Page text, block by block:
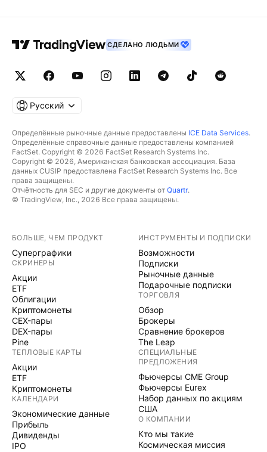
СДЕЛАНО ЛЮДЬМИ
Русский
Определённые рыночные данные предоставлены ICE Data Services.
Определённые справочные данные предоставлены компанией
FactSet. Copyright © 2026 FactSet Research Systems Inc.
Copyright © 2026, Американская банковская ассоциация. База
данных CUSIP предоставлена FactSet Research Systems Inc. Все
права защищены.
Отчётность для SEC и другие документы от Quartr.
© TradingView, Inc., 2026 Все права защищены.
БОЛЬШЕ, ЧЕМ ПРОДУКТ
Суперграфики
СКРИНЕРЫ
Акции
ETF
Облигации
Криптомонеты
CEX-пары
DEX-пары
Pine
ТЕПЛОВЫЕ КАРТЫ
Акции
ETF
Криптомонеты
КАЛЕНДАРИ
Экономические данные
Прибыль
Дивиденды
IPO
ИНСТРУМЕНТЫ И ПОДПИСКИ
Возможности
Подписки
Рыночные данные
Подарочные подписки
ТОРГОВЛЯ
Обзор
Брокеры
Сравнение брокеров
The Leap
СПЕЦИАЛЬНЫЕ
ПРЕДЛОЖЕНИЯ
Фьючерсы CME Group
Фьючерсы Eurex
Набор данных по акциям
США
О КОМПАНИИ
Кто мы такие
Космическая миссия